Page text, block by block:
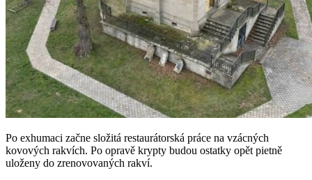
Po exhumaci začne složitá restaurátorská práce na vzácných
kovových rakvích. Po opravě krypty budou ostatky opět pietně
uloženy do zrenovovaných rakví.